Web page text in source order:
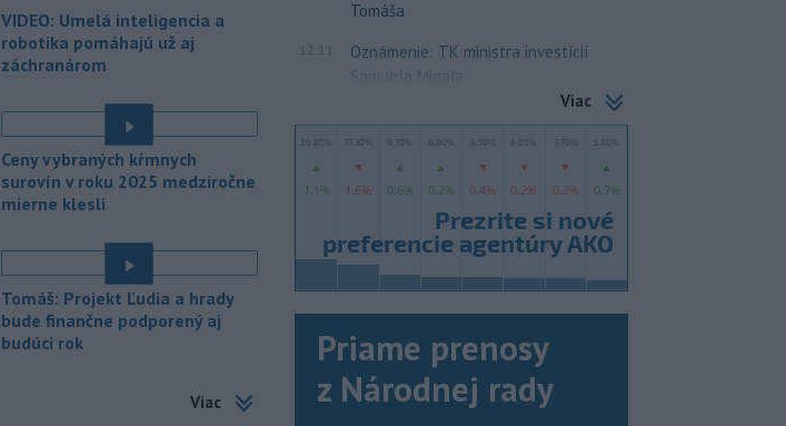
Slovenský hydrometeorologický ústav
(SHMÚ) vydal výstrahy prvého stupňa.
Platia aj v okresoch Snina a Sobrance.
Polícia v súčinnosti s ďalšími
záchrannými zložkami zasahuje
termálnom kúpalisku v Diakovciach.
17:36 - V dunajských prístavoch v
Bratislave, Komárne a Štúrove v
polroku 2026 zaznamenali
spolu 1827 pristátí osobných
kajutových a výletných plavidiel.
17:28 - Republikánmi ovládaný výbor
amerického Senátu vo
osobu brániacu vyšetrovacím
VIDEO: Umelá inteligencia a
robotika pomáhajú už aj
záchranárom
Ceny vybraných kŕmnych
surovín v roku 2025 medziročne
mierne klesli
Tomáš: Projekt Ľudia a hrady
bude finančne podporený aj
budúci rok
Viac
Tomáša
Oznámenie: TK ministra investícií
Samuela Migaľa
Viac
Priame prenosy
z Národnej rady